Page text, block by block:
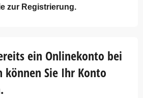
zur Registrierung.
ein Onlinekonto bei
können Sie Ihr Konto